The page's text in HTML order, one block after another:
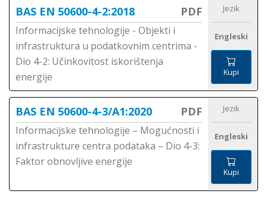
BAS EN 50600-4-2:2018 PDF
Informacijske tehnologije - Objekti i
infrastruktura u podatkovnim centrima -
Dio 4-2: Učinkovitost iskorištenja
energije
Jezik
Engleski
Kupi
BAS EN 50600-4-3/A1:2020 PDF
Informacijske tehnologije – Mogućnosti i
infrastrukture centra podataka – Dio 4-3:
Faktor obnovljive energije
Jezik
Engleski
Kupi